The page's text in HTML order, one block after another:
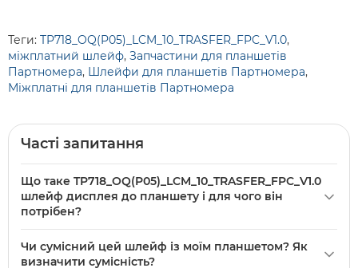
Теги: TP718_OQ(P05)_LCM_10_TRASFER_FPC_V1.0,
міжплатний шлейф, Запчастини для планшетів
Партномера, Шлейфи для планшетів Партномера,
Міжплатні для планшетів Партномера
Часті запитання
Що таке TP718_OQ(P05)_LCM_10_TRASFER_FPC_V1.0
шлейф дисплея до планшету і для чого він
потрібен?
дисплея до планшету — це міжплатний гнучкий кабель,
Чи сумісний цей шлейф із моїм планшетом? Як
визначити сумісність?